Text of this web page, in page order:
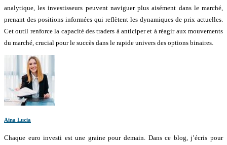
analytique, les investisseurs peuvent naviguer plus aisément dans le marché,
prenant des positions informées qui reflètent les dynamiques de prix actuelles.
Cet outil renforce la capacité des traders à anticiper et à réagir aux mouvements
du marché, crucial pour le succès dans le rapide univers des options binaires.
Aina Lucia
Chaque euro investi est une graine pour demain. Dans ce blog, j’écris pour